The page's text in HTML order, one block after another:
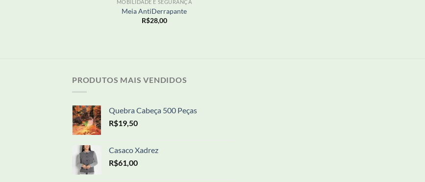
MOBILIDADE E SEGURANÇA
Meia AntiDerrapante
R$28,00
PRODUTOS MAIS VENDIDOS
Quebra Cabeça 500 Peças
R$19,50
Casaco Xadrez
R$61,00